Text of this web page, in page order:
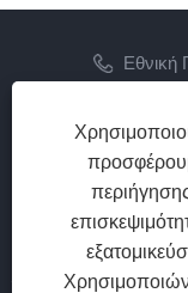
Εθνική